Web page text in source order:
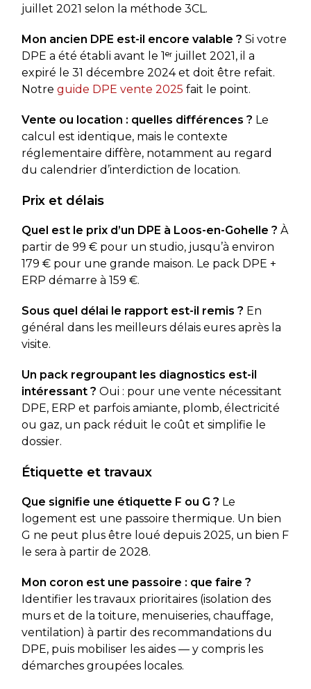
juillet 2021 selon la méthode 3CL.
Mon ancien DPE est-il encore valable ? Si votre
DPE a été établi avant le 1ᵉʳ juillet 2021, il a
expiré le 31 décembre 2024 et doit être refait.
Notre guide DPE vente 2025 fait le point.
Vente ou location : quelles différences ? Le
calcul est identique, mais le contexte
réglementaire diffère, notamment au regard
du calendrier d’interdiction de location.
Prix et délais
Quel est le prix d’un DPE à Loos-en-Gohelle ? À
partir de 99 € pour un studio, jusqu’à environ
179 € pour une grande maison. Le pack DPE +
ERP démarre à 159 €.
Sous quel délai le rapport est-il remis ? En
général dans les meilleurs délais eures après la
visite.
Un pack regroupant les diagnostics est-il
intéressant ? Oui : pour une vente nécessitant
DPE, ERP et parfois amiante, plomb, électricité
ou gaz, un pack réduit le coût et simplifie le
dossier.
Étiquette et travaux
Que signifie une étiquette F ou G ? Le
logement est une passoire thermique. Un bien
G ne peut plus être loué depuis 2025, un bien F
le sera à partir de 2028.
Mon coron est une passoire : que faire ?
Identifier les travaux prioritaires (isolation des
murs et de la toiture, menuiseries, chauffage,
ventilation) à partir des recommandations du
DPE, puis mobiliser les aides — y compris les
démarches groupées locales.